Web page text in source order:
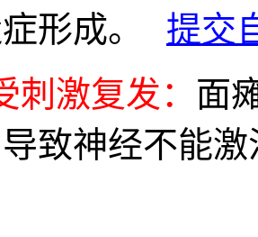
形成。
提交
刺激复发： 面
致神经不能